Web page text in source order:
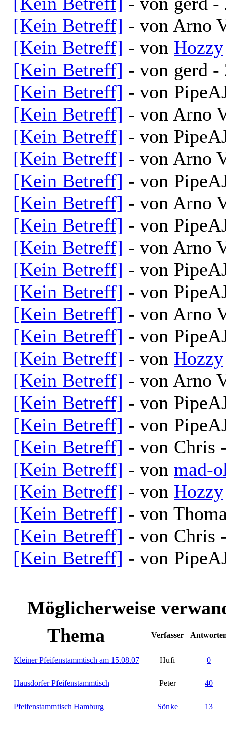
[Kein Betreff] - von Arno
[Kein Betreff] - von Hozzy
[Kein Betreff] - von gerd -
[Kein Betreff] - von
[Kein Betreff] - von Arno
[Kein Betreff] - von
[Kein Betreff] - von Arno
[Kein Betreff] - von
[Kein Betreff] - von Arno
[Kein Betreff] - von
[Kein Betreff] - von Arno
[Kein Betreff] - von
[Kein Betreff] - von
[Kein Betreff] - von Arno
[Kein Betreff] - von
[Kein Betreff] - von Hozzy
[Kein Betreff] - von Arno
[Kein Betreff] - von
[Kein Betreff] - von
[Kein Betreff] - von Chris
[Kein Betreff] - von mad-
[Kein Betreff] - von Hozzy
[Kein Betreff] - von
[Kein Betreff] - von Chris
[Kein Betreff] - von
Möglicherweise
Thema
Verfasser
Kleiner Pfeifenstammtisch am 15.08.07 Hufi 0
Hausdorfer Pfeifenstammtisch Peter 40
Pfeifenstammtisch Hamburg Sönke 13